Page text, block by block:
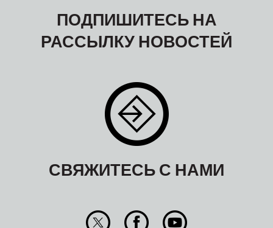
ПОДПИШИТЕСЬ НА
РАССЫЛКУ НОВОСТЕЙ
СВЯЖИТЕСЬ С НАМИ